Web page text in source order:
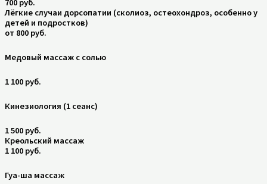
700 руб.
Лёгкие случаи дорсопатии (сколиоз, остеохондроз, особенно у
детей и подростков)
от 800 руб.
Медовый массаж с солью
1 100 руб.
Кинезиология (1 сеанс)
1 500 руб.
Креольский массаж
1 100 руб.
Гуа-ша массаж